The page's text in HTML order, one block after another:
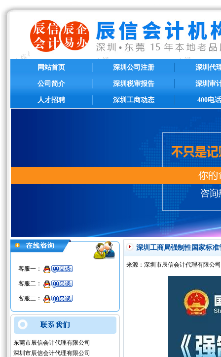
网站首页
公司简介
人才招聘
深圳公司注册
深圳税审报告
深圳工商动态
深圳代
深圳审
400电
客服一：
客服二：
客服三：
东莞市辰信会计代理有限公司
深圳市辰信会计代理有限公司
深圳工商局强制性国家标准
来源：深圳市辰信会计代理有限